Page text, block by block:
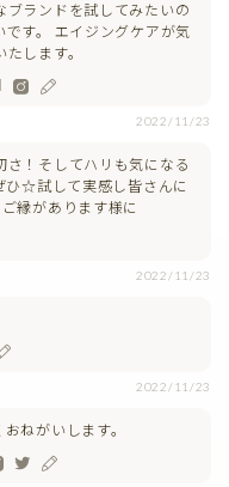
ブランドを試してみたいの
す。 エイジングケアが気
します。
2022/11/23
さ！そしてハリも気になる
ひ☆試して実感し皆さんに
縁があります様に
2022/11/23
2022/11/23
ねがいします。